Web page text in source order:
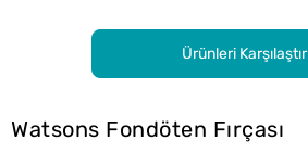
Ürünleri Karşılaştır
Watsons Fondöten Fırçası